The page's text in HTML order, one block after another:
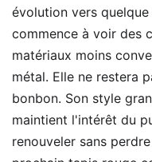
évolution vers
commence à voir des
matériaux moins
métal. Elle ne restera
bonbon. Son style
maintient l'intérêt du
renouveler sans